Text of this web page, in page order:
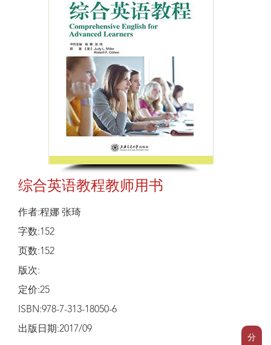
分
综合英语教程教师用书
作者:程娜 张琦
字数:152
页数:152
版次:
定价:25
ISBN:978-7-313-18050-6
出版日期:2017/09